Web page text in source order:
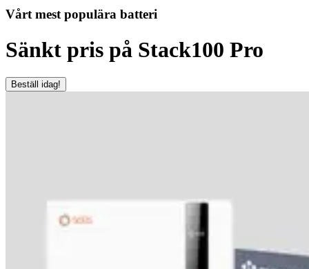
Vårt mest populära batteri
Sänkt pris på Stack100 Pro
Beställ idag!